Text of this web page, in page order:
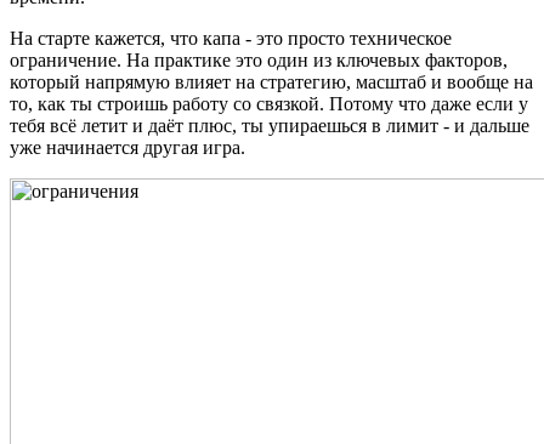
На старте кажется, что капа - это просто техническое
ограничение. На практике это один из ключевых факторов,
который напрямую влияет на стратегию, масштаб и вообще на
то, как ты строишь работу со связкой. Потому что даже если у
тебя всё летит и даёт плюс, ты упираешься в лимит - и дальше
уже начинается другая игра.